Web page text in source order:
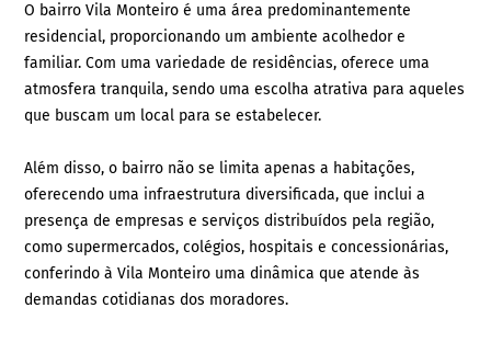
O bairro Vila Monteiro é uma área predominantemente
residencial, proporcionando um ambiente acolhedor e
familiar. Com uma variedade de residências, oferece uma
atmosfera tranquila, sendo uma escolha atrativa para aqueles
que buscam um local para se estabelecer.
Além disso, o bairro não se limita apenas a habitações,
oferecendo uma infraestrutura diversificada, que inclui a
presença de empresas e serviços distribuídos pela região,
como supermercados, colégios, hospitais e concessionárias,
conferindo à Vila Monteiro uma dinâmica que atende às
demandas cotidianas dos moradores.